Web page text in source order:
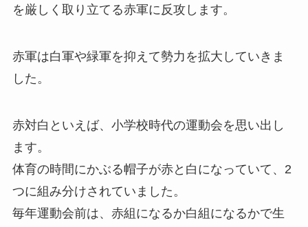
を厳しく取り立てる赤軍に反攻します。
赤軍は白軍や緑軍を抑えて勢力を拡大していきま
した。
赤対白といえば、小学校時代の運動会を思い出し
ます。
体育の時間にかぶる帽子が赤と白になっていて、2
つに組み分けされていました。
毎年運動会前は、赤組になるか白組になるかで生